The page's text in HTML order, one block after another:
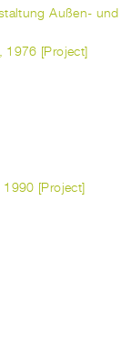
Außen- und
[Project]
[Project]